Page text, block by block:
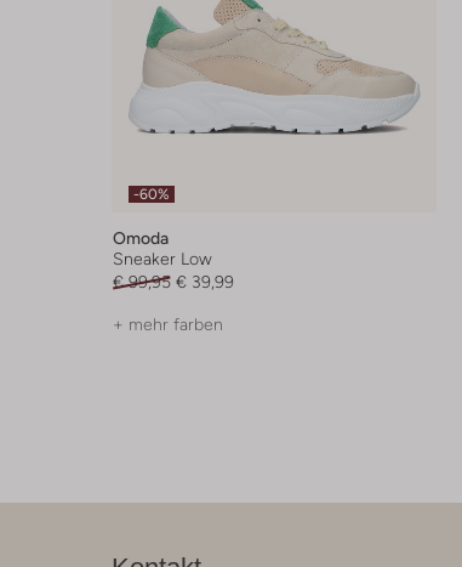
-60%
Omoda
Sneaker Low
€ 99,95 € 39,99
+ mehr farben